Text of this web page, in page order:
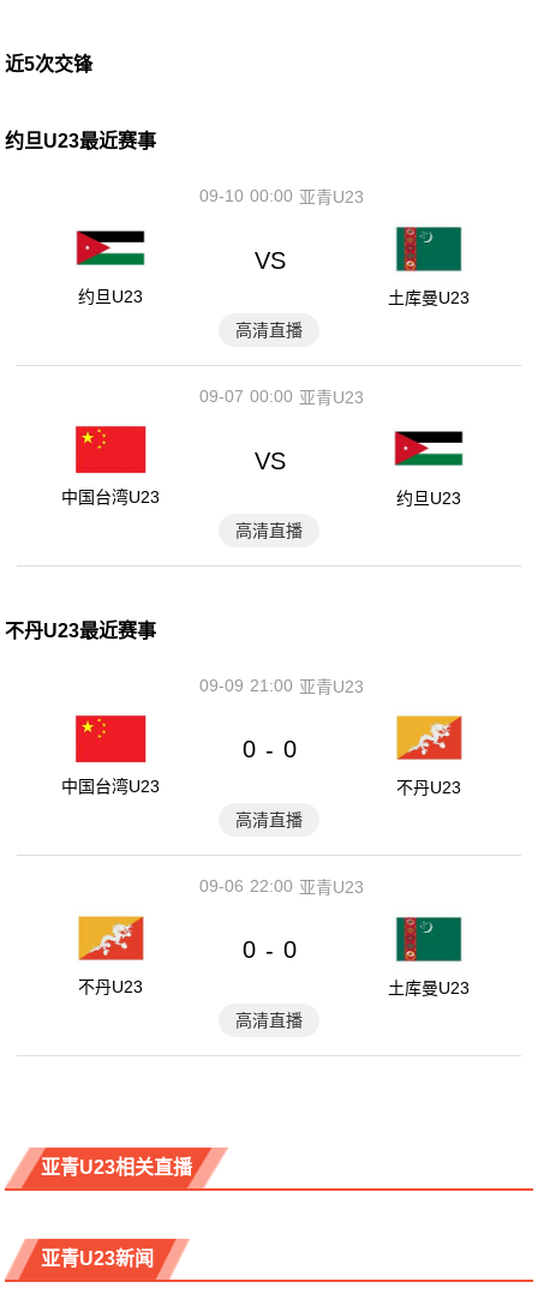
近5次交锋
约旦U23最近赛事
00:00
09-10 亚青U23
约旦U23
VS
土库曼U23
高清直播
00:00
09-07 亚青U23
中国台湾U23
VS
约旦U23
高清直播
不丹U23最近赛事
21:00
09-09 亚青U23
中国台湾U23
0 - 0
不丹U23
高清直播
22:00
09-06 亚青U23
不丹U23
0 - 0
土库曼U23
高清直播
亚青U23相关直播
亚青U23新闻